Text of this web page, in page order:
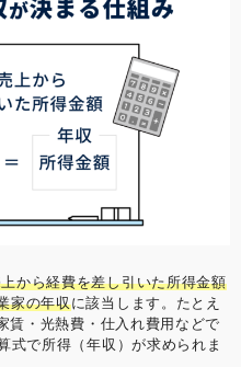
から経費を差し引いた所得金額
家の年収に該当します。たとえ
賃・光熱費・仕入れ費用などで
式で所得（年収）が求められま